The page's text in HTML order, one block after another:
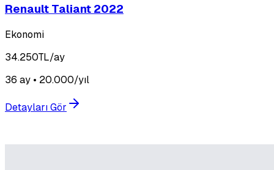
Renault Taliant 2022
Ekonomi
34.250TL/ay
36 ay • 20.000/yıl
Detayları Gör